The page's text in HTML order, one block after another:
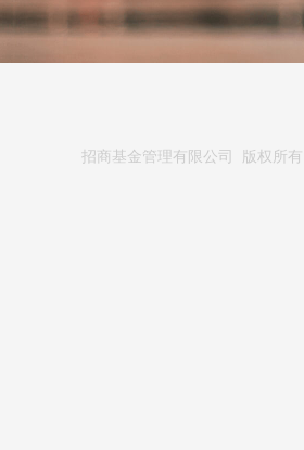
招商基金管理有限公司 版权所有